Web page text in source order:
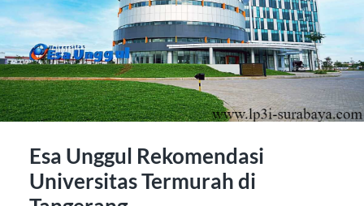
Esa Unggul Rekomendasi
Universitas Termurah di